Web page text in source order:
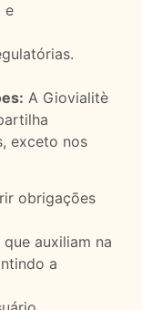
e
A Giovialitè
exceto nos
obrigações
auxiliam na
a